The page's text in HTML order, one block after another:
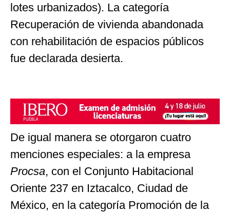
lotes urbanizados). La categoría
Recuperación de vivienda abandonada
con rehabilitación de espacios públicos
fue declarada desierta.
De igual manera se otorgaron cuatro
menciones especiales: a la empresa
Procsa, con el Conjunto Habitacional
Oriente 237 en Iztacalco, Ciudad de
México, en la categoría Promoción de la